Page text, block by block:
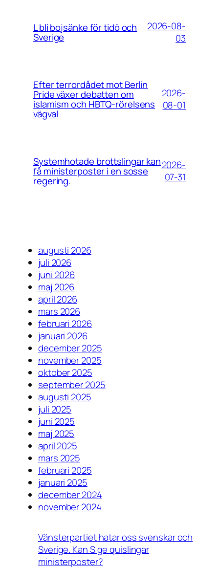
L bli bojsänke för tidö och
Sverige
2026-08-
03
Efter terrordådet mot Berlin
Pride växer debatten om
islamism och HBTQ-rörelsens
vägval
2026-
08-01
Systemhotade brottslingar kan
få ministerposter i en sosse
regering.
2026-
07-31
augusti 2026
juli 2026
juni 2026
maj 2026
april 2026
mars 2026
februari 2026
januari 2026
december 2025
november 2025
oktober 2025
september 2025
augusti 2025
juli 2025
juni 2025
maj 2025
april 2025
mars 2025
februari 2025
januari 2025
december 2024
november 2024
Vänsterpartiet hatar oss svenskar och
Sverige. Kan S ge quislingar
ministerposter?